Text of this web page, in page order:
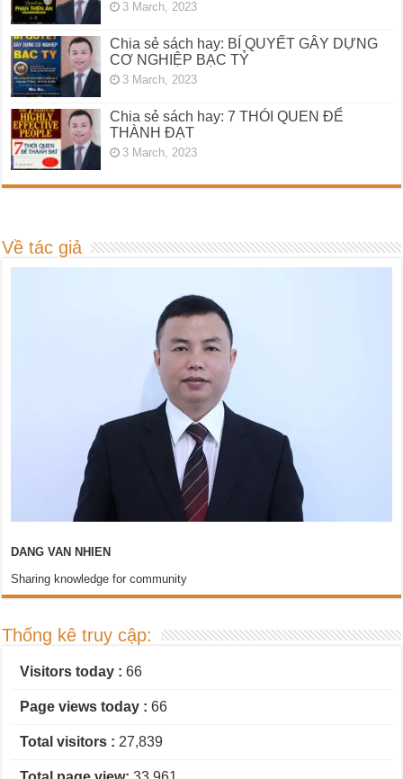
3 March, 2023
Chia sẻ sách hay: BÍ QUYẾT GÂY DỰNG
CƠ NGHIỆP BẠC TỶ
3 March, 2023
Chia sẻ sách hay: 7 THÓI QUEN ĐỂ
THÀNH ĐẠT
3 March, 2023
Về tác giả
DANG VAN NHIEN
Sharing knowledge for community
Thống kê truy cập:
Visitors today :66
Page views today :66
Total visitors : 27,839